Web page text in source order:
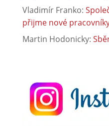
Vladimír Franko:
přijme nové
Martin Hodonicky: